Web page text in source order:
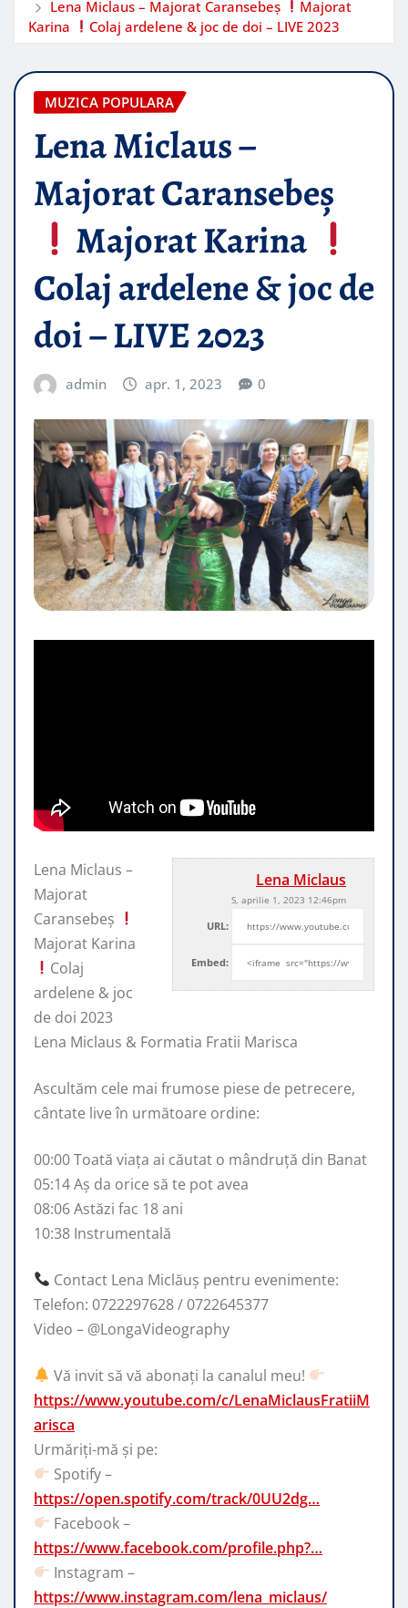
Lena Miclaus – Majorat Caransebeș
Majorat
Karina
Colaj ardelene & joc de doi – LIVE 2023
MUZICA POPULARA
Lena Miclaus –
Majorat Caransebeș
Majorat Karina
Colaj ardelene & joc de
doi – LIVE 2023
admin apr. 1, 2023 0
Lena Miclaus
S, aprilie 1, 2023 12:46pm
URL:
Embed:
Lena Miclaus –
Majorat
Caransebeș
Majorat Karina
Colaj
ardelene & joc
de doi 2023
Lena Miclaus & Formatia Fratii Marisca
Ascultăm cele mai frumose piese de petrecere,
cântate live în următoare ordine:
00:00 Toată viața ai căutat o mândruță din Banat
05:14 Aș da orice să te pot avea
08:06 Astăzi fac 18 ani
10:38 Instrumentală
Contact Lena Miclăuș pentru evenimente:
Telefon: 0722297628 / 0722645377
Video – @LongaVideography
Vă invit să vă abonați la canalul meu!
https://www.youtube.com/c/LenaMiclausFratiiM
arisca
Urmăriți-mă și pe:
Spotify –
https://open.spotify.com/track/0UU2dg…
Facebook –
https://www.facebook.com/profile.php?…
Instagram –
https://www.instagram.com/lena_miclaus/